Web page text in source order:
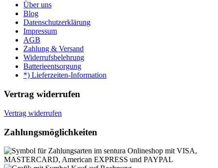
Über uns
Blog
Datenschutzerklärung
Impressum
AGB
Zahlung & Versand
Widerrufsbelehrung
Batterieentsorgung
*) Lieferzeiten-Information
Vertrag widerrufen
Vertrag widerrufen
Zahlungsmöglichkeiten